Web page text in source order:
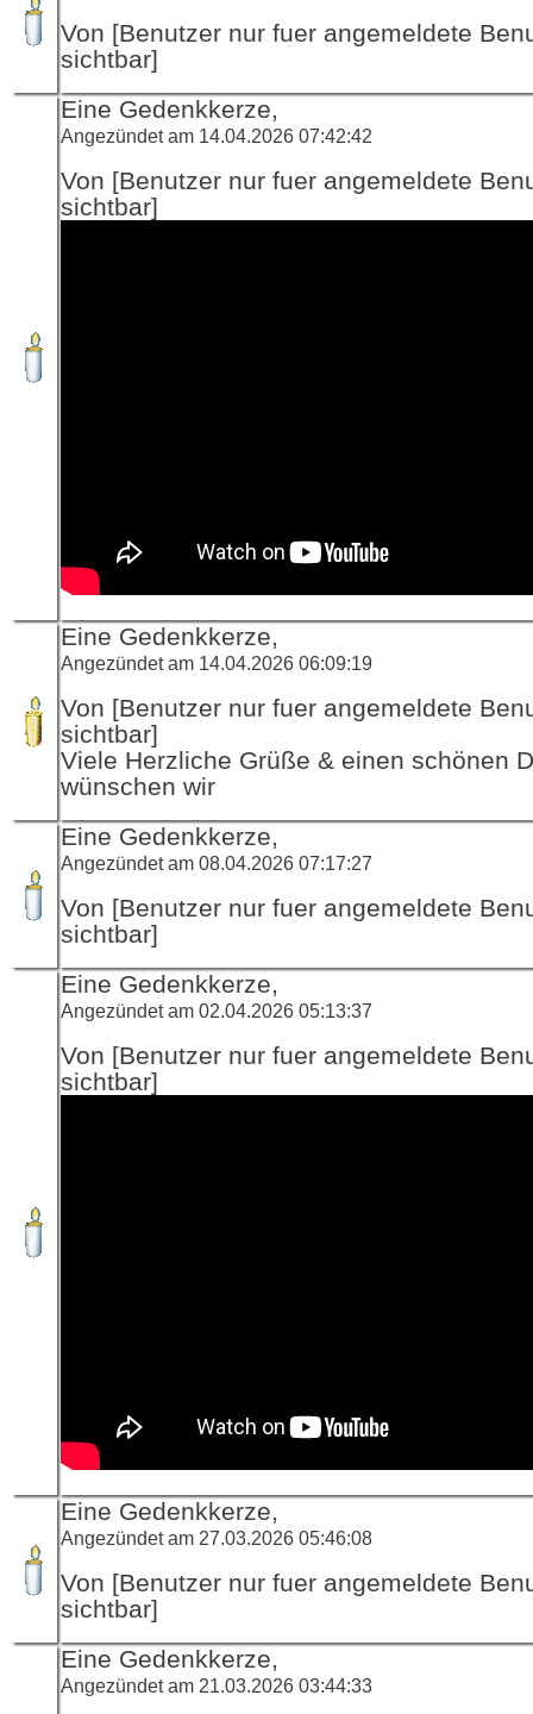
Von [Benutzer nur fuer angemeldete
sichtbar]
Eine Gedenkkerze,
Angezündet am 14.04.2026 07:42:42
Von [Benutzer nur fuer angemeldete
sichtbar]
Eine Gedenkkerze,
Angezündet am 14.04.2026 06:09:19
Von [Benutzer nur fuer angemeldete
sichtbar]
Viele Herzliche Grüße & einen schönen
wünschen wir
Eine Gedenkkerze,
Angezündet am 08.04.2026 07:17:27
Von [Benutzer nur fuer angemeldete
sichtbar]
Eine Gedenkkerze,
Angezündet am 02.04.2026 05:13:37
Von [Benutzer nur fuer angemeldete
sichtbar]
Eine Gedenkkerze,
Angezündet am 27.03.2026 05:46:08
Von [Benutzer nur fuer angemeldete
sichtbar]
Eine Gedenkkerze,
Angezündet am 21.03.2026 03:44:33